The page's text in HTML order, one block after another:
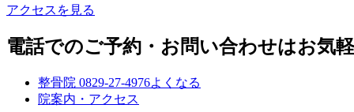
アクセスを見る
電話でのご予約・お問い合わせはお気
整骨院 0829-27-4976よくなる
院案内・アクセス